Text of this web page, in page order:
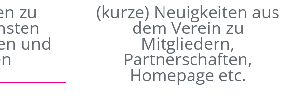
zu
und
(kurze) Neuigkeiten aus
dem Verein zu
Mitgliedern,
Partnerschaften,
Homepage etc.